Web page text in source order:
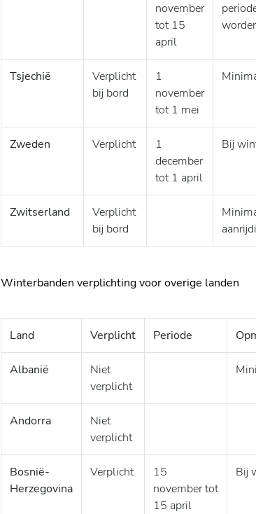
november
tot 15
april
Tsjechië
Verplicht
bij bord
1
november
tot 1 mei
Zweden Verplicht
1
december
tot 1 april
Bij
Zwitserland
Verplicht
bij bord
Winterbanden verplichting voor overige landen
Land Verplicht Periode
Albanië
Niet
verplicht
Andorra
Niet
verplicht
Bosnië-
Herzegovina
Verplicht
15
november tot
15 april
Bij